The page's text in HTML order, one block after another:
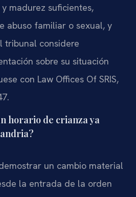
madurez suficientes,
abuso familiar o sexual, y
tribunal considere
sobre su situación
con Law Offices Of SRIS,
horario de crianza ya
un cambio material
la entrada de la orden